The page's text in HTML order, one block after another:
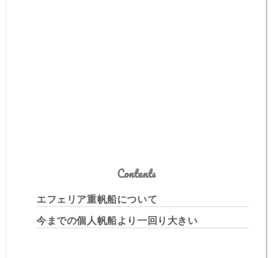
Contents
エフェリア重帆船について
今までの個人帆船より一回り大きい